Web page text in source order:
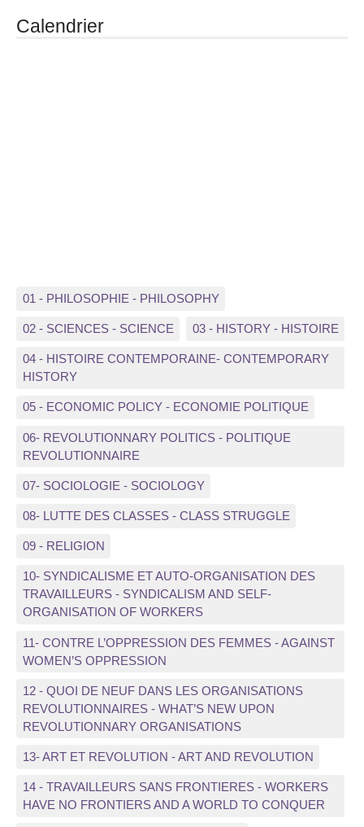
Calendrier
01 - PHILOSOPHIE - PHILOSOPHY
02 - SCIENCES - SCIENCE 03 - HISTORY - HISTOIRE
04 - HISTOIRE CONTEMPORAINE- CONTEMPORARY
HISTORY
05 - ECONOMIC POLICY - ECONOMIE POLITIQUE
06- REVOLUTIONNARY POLITICS - POLITIQUE
REVOLUTIONNAIRE
07- SOCIOLOGIE - SOCIOLOGY
08- LUTTE DES CLASSES - CLASS STRUGGLE
09 - RELIGION
10- SYNDICALISME ET AUTO-ORGANISATION DES
TRAVAILLEURS - SYNDICALISM AND SELF-
ORGANISATION OF WORKERS
11- CONTRE L’OPPRESSION DES FEMMES - AGAINST
WOMEN’S OPPRESSION
12 - QUOI DE NEUF DANS LES ORGANISATIONS
REVOLUTIONNAIRES - WHAT’S NEW UPON
REVOLUTIONNARY ORGANISATIONS
13- ART ET REVOLUTION - ART AND REVOLUTION
14 - TRAVAILLEURS SANS FRONTIERES - WORKERS
HAVE NO FRONTIERS AND A WORLD TO CONQUER